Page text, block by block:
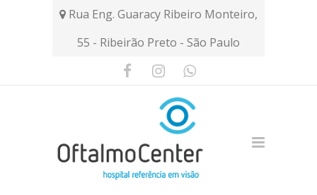
Rua Eng. Guaracy Ribeiro Monteiro,
55 - Ribeirão Preto - São Paulo